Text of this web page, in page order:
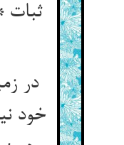
ثبات
در
خود